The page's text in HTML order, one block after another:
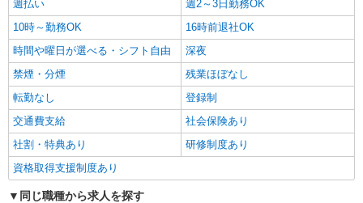
詳細を見る
派遣社員
株式会社kotrio /●KM-H-2068728
＼収入アップを全面サポート／小規模デイ
STAFF｜資格支援制度あり
時給1450円〜2062円 ＜日払い有/週払い有/交
通費全支給(ガソリン代含む)＞
水前寺駅周辺 ≪車通勤OK≫
キープ 詳細を見る
週払い
週2～3日勤務OK
10時～勤務OK
16時前退社OK
時間や曜日が選べる・シフト自由
深夜
禁煙・分煙
残業ほぼなし
転勤なし
登録制
交通費支給
社会保険あり
社割・特典あり
研修制度あり
資格取得支援制度あり
同じ職種から求人を探す